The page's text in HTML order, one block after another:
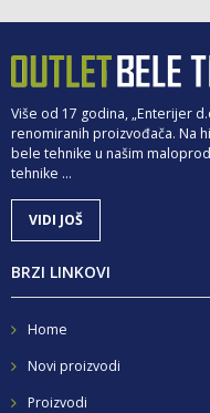
Više od 17 godina, „Enterijer
renomiranih proizvođača. Na
bele tehnike u našim
tehnike ...
VIDI JOŠ
BRZI LINKOVI
Home
Novi proizvodi
Proizvodi